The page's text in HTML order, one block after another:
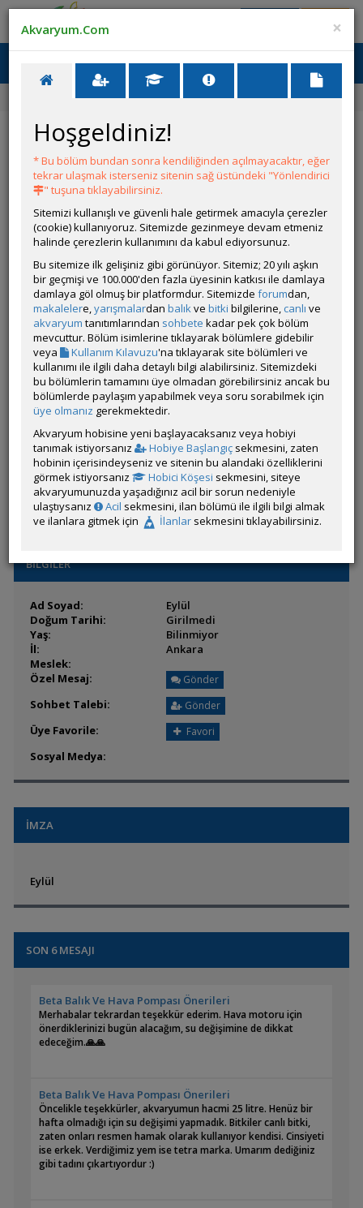
Ana Menü
Ana Sayfa
Forum Üye Profili
ÖZELLİKLER
Kullanıcı Adı:
sepypoem
Kullanıcı Grubu:
Forum Üyesi
Geri Bildirimleri:
0 adet mevcut.
Aldığı Beğeni:
3
Hesap Durumu:
Aktif
Durumu:
Çevrim Dışı
Üyelik Tarihi:
14 Haziran 2025 21:48
Son Ziyaret:
17 Temmuz 2025 04:38
Toplam Mesaj:
6 [0.01 Gün Ortalaması]
Paylaşım Sayisı:
0 (Son 6 Ay)
İlan Sayisı:
Üyenin Mesaj ve İlanlarını Gör
Üyenin Açtığı Konuları Gör
Üyeden ÖM Almayı Engelle
BİLGİLER
Ad Soyad:
Eylül
Doğum Tarihi:
Girilmedi
Yaş:
Bilinmiyor
İl:
Ankara
Meslek:
Özel Mesaj:
Gönder
Sohbet Talebi: Gönder
Üye Favorile: Favori
Sosyal Medya:
İMZA
Eylül
SON 6 MESAJI
Beta Balık Ve Hava Pompası Önerileri
Merhabalar tekrardan teşekkür ederim. Hava motoru için
önerdiklerinizi bugün alacağım, su değişimine de dikkat
edeceğim.🙏🙏
Beta Balık Ve Hava Pompası Önerileri
Öncelikle teşekkürler, akvaryumun hacmi 25 litre. Henüz bir
hafta olmadığı için su değişimi yapmadık. Bitkiler canlı bitki,
zaten onları resmen hamak olarak kullanıyor kendisi. Cinsiyeti
ise erkek. Verdiğimiz yem ise tetra marka. Umarım dediğiniz
gibi tadını çıkartıyordur :)
×
Akvaryum.Com
Hoşgeldiniz!
* Bu bölüm bundan sonra kendiliğinden açılmayacaktır, eğer
tekrar ulaşmak isterseniz sitenin sağ üstündeki "Yönlendirici
" tuşuna tıklayabilirsiniz.
Sitemizi kullanışlı ve güvenli hale getirmek amacıyla çerezler
(cookie) kullanıyoruz. Sitemizde gezinmeye devam etmeniz
halinde çerezlerin kullanımını da kabul ediyorsunuz.
Bu sitemize ilk gelişiniz gibi görünüyor. Sitemiz; 20 yılı aşkın
bir geçmişi ve 100.000'den fazla üyesinin katkısı ile damlaya
damlaya göl olmuş bir platformdur. Sitemizde forumdan,
makalelere,yarışmalardan balıkve bitki bilgilerine, canlı ve
akvaryum tanıtımlarından sohbete kadar pek çok bölüm
mevcuttur. Bölüm isimlerine tıklayarak bölümlere gidebilir
veya
Kullanım Kılavuzu'na tıklayarak site bölümleri ve
kullanımı ile ilgili daha detaylı bilgi alabilirsiniz. Sitemizdeki
bu bölümlerin tamamını üye olmadan görebilirsiniz ancak bu
bölümlerde paylaşım yapabilmek veya soru sorabilmek için
üye olmanız gerekmektedir.
Akvaryum hobisine yeni başlayacaksanız veya hobiyi
tanımak istiyorsanız
Hobiye Başlangıç sekmesini, zaten
hobinin içerisindeyseniz ve sitenin bu alandaki özelliklerini
görmek istiyorsanız
Hobici Köşesi sekmesini, siteye
akvaryumunuzda yaşadığınız acil bir sorun nedeniyle
ulaştıysanız
Acil sekmesini, ilan bölümü ile ilgili bilgi almak
ve ilanlara gitmek için
İlanlar sekmesini tıklayabilirsiniz.